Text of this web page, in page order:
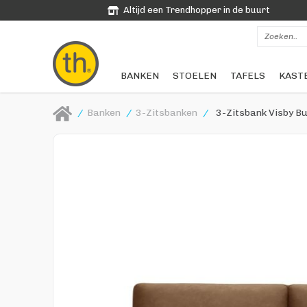
Altijd een Trendhopper in de buurt
BANKEN STOELEN TAFELS
/ Banken / 3-Zitsbanken / 3-Zitsbank Visby